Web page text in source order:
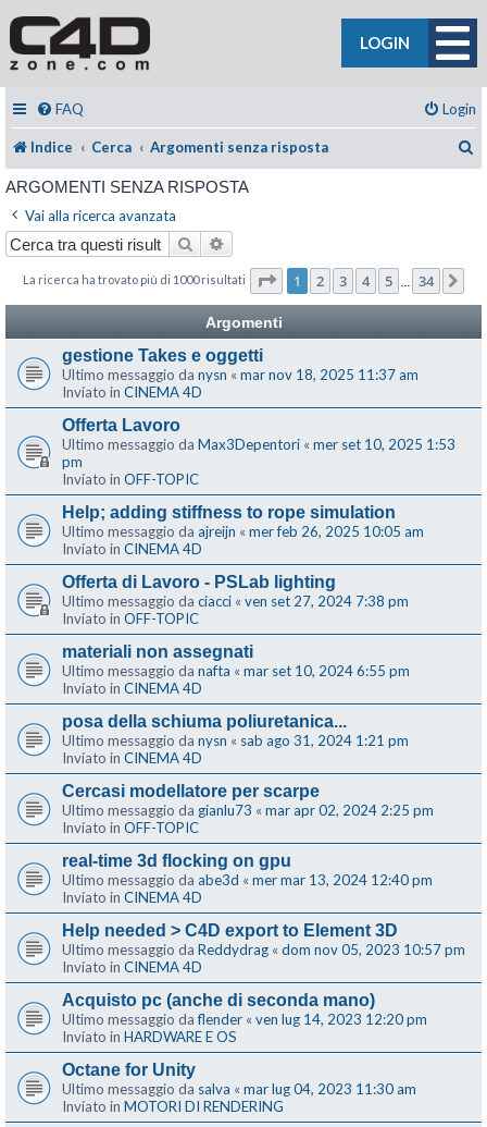
LOGIN
FAQ Login
Indice Cerca Argomenti senza risposta
ARGOMENTI SENZA RISPOSTA
Vai alla ricerca avanzata
Cerca
La ricerca ha trovato più di 1000 risultati Pagina di 34
1 2 3 4 5 34
Argomenti
gestione Takes e oggetti
Ultimo messaggio da nysn « mar nov 18, 2025 11:37 am
Inviato in CINEMA 4D
Offerta Lavoro
Ultimo messaggio da Max3Depentori « mer set 10, 2025 1:53
pm
Inviato in OFF-TOPIC
Help; adding stiffness to rope simulation
Ultimo messaggio da ajreijn « mer feb 26, 2025 10:05 am
Inviato in CINEMA 4D
Offerta di Lavoro - PSLab lighting
Ultimo messaggio da ciacci « ven set 27, 2024 7:38 pm
Inviato in OFF-TOPIC
materiali non assegnati
Ultimo messaggio da nafta « mar set 10, 2024 6:55 pm
Inviato in CINEMA 4D
posa della schiuma poliuretanica...
Ultimo messaggio da nysn « sab ago 31, 2024 1:21 pm
Inviato in CINEMA 4D
Cercasi modellatore per scarpe
Ultimo messaggio da gianlu73 « mar apr 02, 2024 2:25 pm
Inviato in OFF-TOPIC
real-time 3d flocking on gpu
Ultimo messaggio da abe3d « mer mar 13, 2024 12:40 pm
Inviato in CINEMA 4D
Help needed > C4D export to Element 3D
Ultimo messaggio da Reddydrag « dom nov 05, 2023 10:57 pm
Inviato in CINEMA 4D
Acquisto pc (anche di seconda mano)
Ultimo messaggio daflender « ven lug 14, 2023 12:20 pm
Inviato in HARDWARE E OS
Octane for Unity
Ultimo messaggio da salva « mar lug 04, 2023 11:30 am
Inviato in MOTORI DI RENDERING